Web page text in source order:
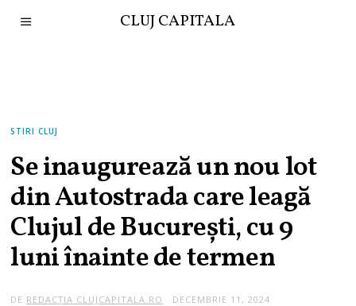
CLUJ CAPITALA
STIRI CLUJ
Se inaugurează un nou lot
din Autostrada care leagă
Clujul de București, cu 9
luni înainte de termen
DE REDACȚIA CLUJCAPITALA.RO DECEMBRIE 11, 2024